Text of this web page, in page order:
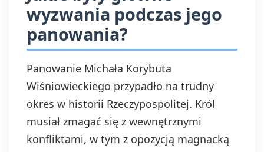
wyzwania podczas jego
panowania?
Panowanie Michała Korybuta
Wiśniowieckiego przypadło na trudny
okres w historii Rzeczypospolitej. Król
musiał zmagać się z wewnętrznymi
konfliktami, w tym z opozycją magnacką